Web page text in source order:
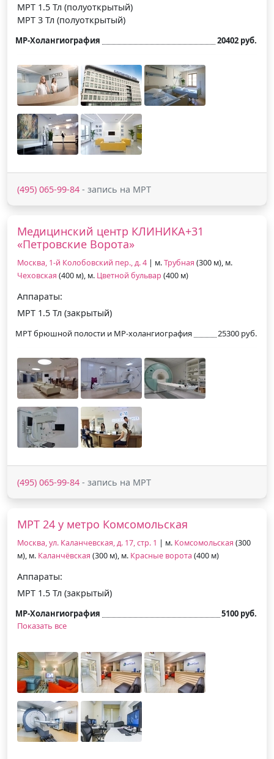
МРТ 1.5 Тл (полуоткрытый)
МРТ 3 Тл (полуоткрытый)
МР-Холангиография 20402 руб.
(495) 065-99-84 - запись на МРТ
Медицинский центр КЛИНИКА+31
«Петровские Ворота»
Москва, 1-й Колобовский пер., д. 4 | м.Трубная (300 м), м.
Чеховская (400 м), м. Цветной бульвар (400 м)
Аппараты:
МРТ 1.5 Тл (закрытый)
МРТ брюшной полости и МР-холангиография 25300 руб.
(495) 065-99-84 - запись на МРТ
МРТ 24 у метро Комсомольская
Москва, ул. Каланчевская, д. 17, стр. 1 | м. Комсомольская (300
м), м. Каланчёвская (300 м), м. Красные ворота (400 м)
Аппараты:
МРТ 1.5 Тл (закрытый)
МР-Холангиография
5100 руб.
Показать все